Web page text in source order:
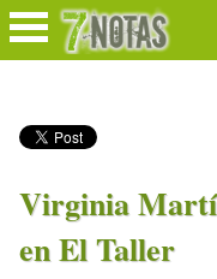
Virginia
en El Taller